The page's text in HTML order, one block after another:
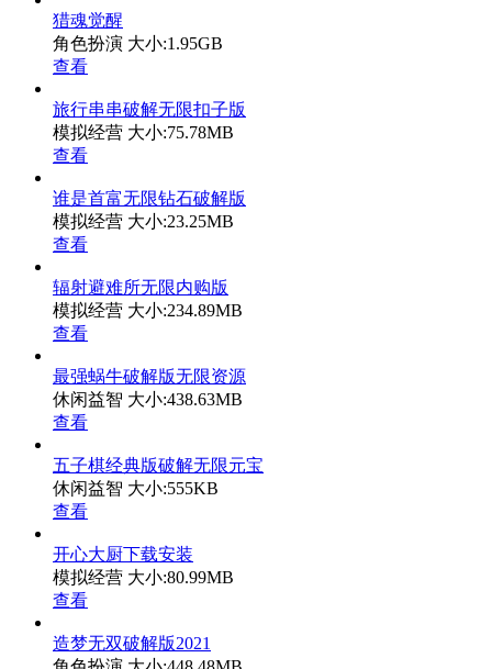
猎魂觉醒
角色扮演 大小:1.95GB
查看
旅行串串破解无限扣子版
模拟经营 大小:75.78MB
查看
谁是首富无限钻石破解版
模拟经营 大小:23.25MB
查看
辐射避难所无限内购版
模拟经营 大小:234.89MB
查看
最强蜗牛破解版无限资源
休闲益智 大小:438.63MB
查看
五子棋经典版破解无限元宝
休闲益智 大小:555KB
查看
开心大厨下载安装
模拟经营 大小:80.99MB
查看
造梦无双破解版2021